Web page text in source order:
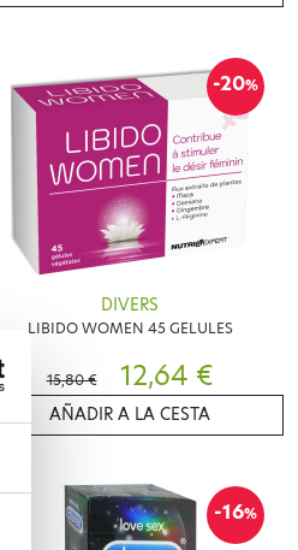
-20%
DIVERS
LIBIDO WOMEN 45 GELULES
15,80 € 12,64 €
AÑADIR A LA CESTA
-16%